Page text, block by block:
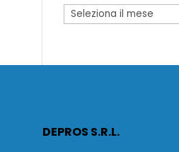
DEPROS S.R.L.